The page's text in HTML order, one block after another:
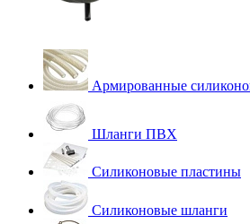
Армированные
Шланги ПВХ
Силиконовые пластины
Силиконовые шланги